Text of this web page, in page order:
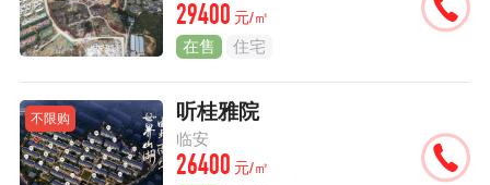
29400 元/㎡
在售 住宅
不限购 听桂雅院
临安
26400 元/㎡